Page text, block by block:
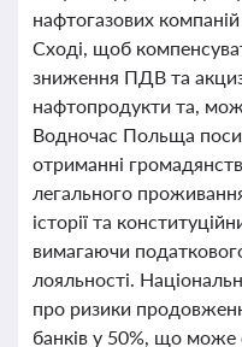
нафтогазових
Сході, щоб
зниження ПДВ та
нафтопродукти та,
Водночас Польща
отриманні
легального
історії та
вимагаючи
лояльності.
про ризики
банків у 50%, що